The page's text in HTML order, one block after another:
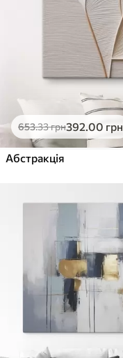
653.33грн392.00 грн
Абстракція